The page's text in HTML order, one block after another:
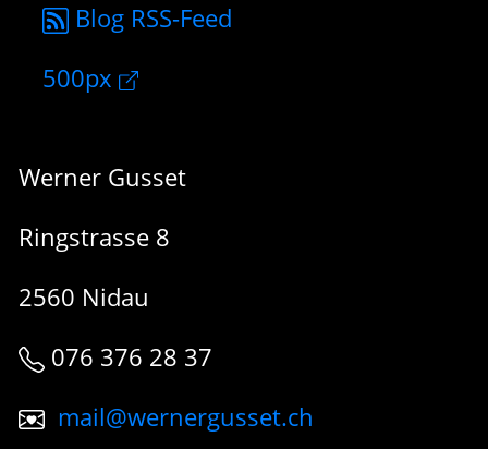
Blog RSS-Feed
500px
Werner Gusset
Ringstrasse 8
2560 Nidau
076 376 28 37
mail@wernergusset.ch